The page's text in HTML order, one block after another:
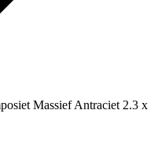
Massief Antraciet 2.3 x